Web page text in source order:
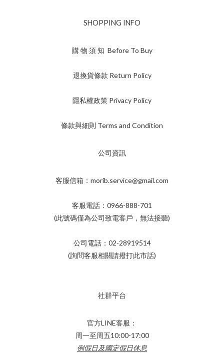
SHOPPING INFO
購 物 須 知 Before To Buy
退換貨條款 Return Policy
隱私權政策 Privacy Policy
條款與細則 Terms and Condition
公司資訊
客服信箱：morib.service@gmail.com
客服電話：0966-888-701
(此號碼僅為公司致電客戶，無法接聽)
公司電話：02-28919514
(詢問客服相關請撥打此市話)
社群平台
官方LINE客服：
周一至周五10:00-17:00
例假日及國定假日休息